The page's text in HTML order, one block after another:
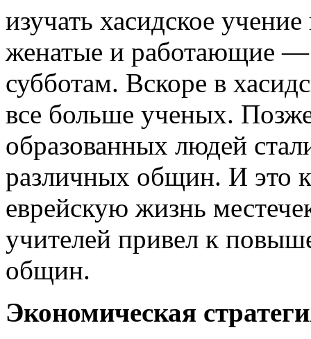
изучать хасидское
женатые и работающие —
субботам. Вскоре в
все больше ученых.
образованных людей
различных общин. И это
еврейскую жизнь
учителей привел к
общин.
Экономическая